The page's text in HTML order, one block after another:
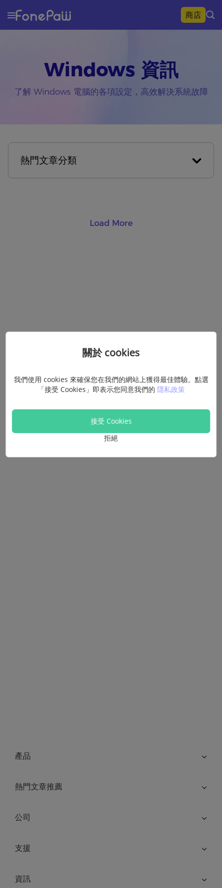
商店
Windows 資訊
了解 Windows 電腦的各項設定，高效解決系統故障
Load More
熱門文章分類
產品
熱門文章推薦
公司
支援
資訊
關於 cookies
我們使用 cookies 來確保您在我們的網站上獲得最佳體驗。點選
「接受 Cookies」即表示您同意我們的 隱私政策
接受 Cookies
拒絕